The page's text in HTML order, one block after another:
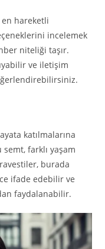
en hareketli
incelemek
niteliği taşır.
ve iletişim
katılmalarına
farklı yaşam
burada
ifade edebilir ve
faydalanabilir.